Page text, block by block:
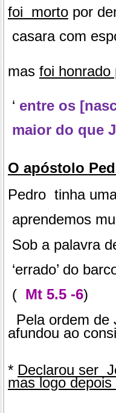
foi morto por
casara com
mas foi honrado
‘ entre os
maior do que
O apóstolo
Pedro tinha
aprendemos
Sob a palavra
‘errado’ do
( Mt 5.5 -6)
Pela ordem de
afundou ao
* Declarou ser
mas logo